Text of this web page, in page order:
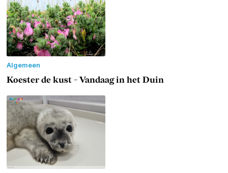
Algemeen
Koester de kust - Vandaag in het Duin